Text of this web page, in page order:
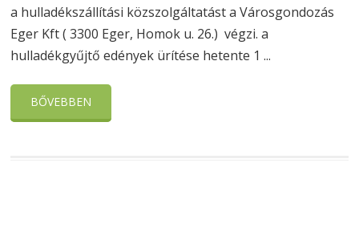
a hulladékszállítási közszolgáltatást a Városgondozás
Eger Kft ( 3300 Eger, Homok u. 26.) végzi. a
hulladékgyűjtő edények ürítése hetente 1 ...
BŐVEBBEN